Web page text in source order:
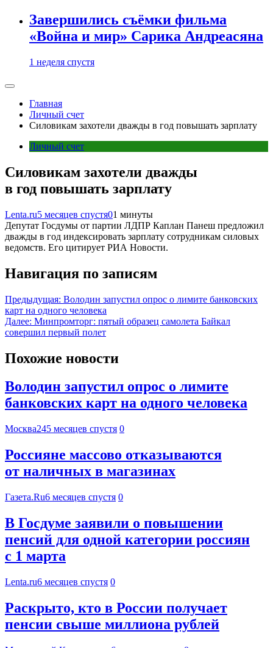
Завершились съёмки фильма
«Война и мир» Сарика Андреасяна
1 неделя спустя
Главная
Личный счет
Силовикам захотели дважды в год повышать зарплату
Личный счет
Силовикам захотели дважды
в год повышать зарплату
Lenta.ru5 месяцев спустя01 минуты
Депутат Госдумы от партии ЛДПР Каплан Панеш предложил
дважды в год индексировать зарплату сотрудникам силовых
ведомств. Его цитирует РИА Новости.
Навигация по записям
Предыдущая: Володин запустил опрос о лимите банковских
карт на одного человека
Далее: Минпромторг: пятый образец самолета Байкал
совершил первый полет
Похожие новости
Володин запустил опрос о лимите
банковских карт на одного человека
Москва245 месяцев спустя 0
Россияне массово отказываются
от наличных в магазинах
Газета.Ru6 месяцев спустя 0
В Госдуме заявили о повышении
пенсий для одной категории россиян
с 1 марта
Lenta.ru6 месяцев спустя 0
Раскрыто, кто в России получает
пенсии свыше миллиона рублей